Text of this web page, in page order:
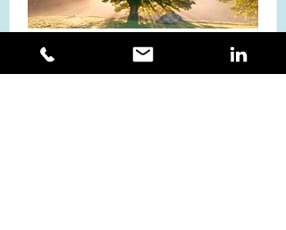
Sensibiliser les managers à la